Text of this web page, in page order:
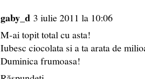
gaby_d 3 iulie 2011 la 10:06
M-ai topit total cu asta!
Iubesc ciocolata si a ta arata de
Duminica frumoasa!